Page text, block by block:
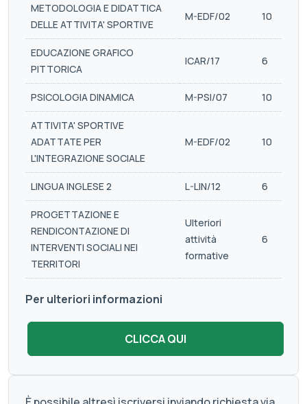
METODOLOGIA E DIDATTICA
DELLE ATTIVITA' SPORTIVE
M-EDF/02 10
EDUCAZIONE GRAFICO
PITTORICA
ICAR/17 6
PSICOLOGIA DINAMICA M-PSI/07 10
ATTIVITA' SPORTIVE
ADATTATE PER
L'INTEGRAZIONE SOCIALE
M-EDF/02 10
LINGUA INGLESE 2 L-LIN/12 6
PROGETTAZIONE E
RENDICONTAZIONE DI
INTERVENTI SOCIALI NEI
TERRITORI
Ulteriori
attività
formative
6
Per ulteriori informazioni